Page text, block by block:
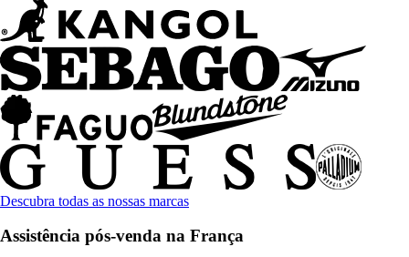
Descubra todas as nossas marcas
Assistência pós-venda na França